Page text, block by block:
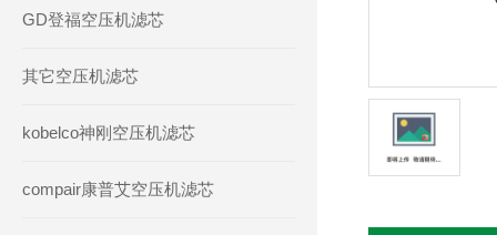
GD登福空压机滤芯
其它空压机滤芯
kobelco神刚空压机滤芯
compair康普艾空压机滤芯